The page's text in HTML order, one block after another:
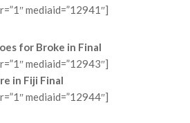
mediaid=”12941″]
for Broke in Final
mediaid=”12943″]
in Fiji Final
mediaid=”12944″]